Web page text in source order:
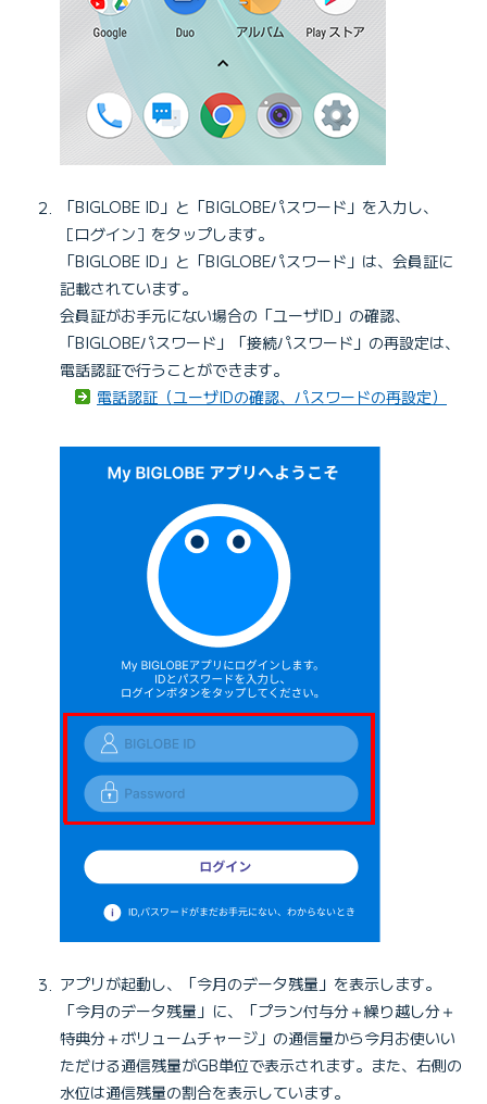
「BIGLOBE ID」と「BIGLOBEパスワード」を入力し、
［ログイン］をタップします。
「BIGLOBE ID」と「BIGLOBEパスワード」は、会員証に
記載されています。
会員証がお手元にない場合の「ユーザID」の確認、
「BIGLOBEパスワード」「接続パスワード」の再設定は、
電話認証で行うことができます。
電話認証（ユーザIDの確認、パスワードの再設定）
アプリが起動し、「今月のデータ残量」を表示します。
「今月のデータ残量」に、「プラン付与分＋繰り越し分＋
特典分＋ボリュームチャージ」の通信量から今月お使いい
ただける通信残量がGB単位で表示されます。また、右側の
水位は通信残量の割合を表示しています。